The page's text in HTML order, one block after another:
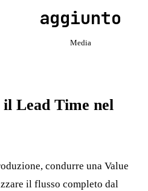
aggiunto
Media
Lead Time nel
condurre una Value
il flusso completo dal